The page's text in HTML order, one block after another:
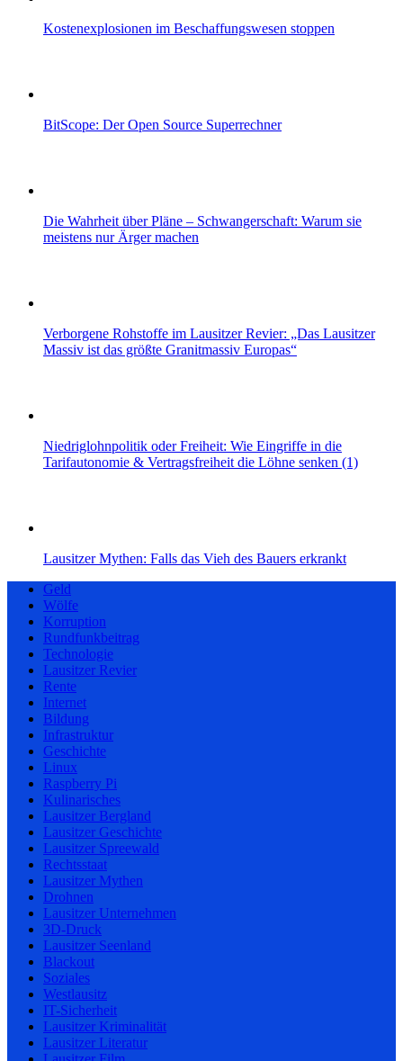
Kostenexplosionen im Beschaffungswesen stoppen
BitScope: Der Open Source Superrechner
Die Wahrheit über Pläne – Schwangerschaft: Warum sie
meistens nur Ärger machen
Verborgene Rohstoffe im Lausitzer Revier: „Das Lausitzer
Massiv ist das größte Granitmassiv Europas“
Niedriglohnpolitik oder Freiheit: Wie Eingriffe in die
Tarifautonomie & Vertragsfreiheit die Löhne senken (1)
Lausitzer Mythen: Falls das Vieh des Bauers erkrankt
Geld
Wölfe
Korruption
Rundfunkbeitrag
Technologie
Lausitzer Revier
Rente
Internet
Bildung
Infrastruktur
Geschichte
Linux
Raspberry Pi
Kulinarisches
Lausitzer Bergland
Lausitzer Geschichte
Lausitzer Spreewald
Rechtsstaat
Lausitzer Mythen
Drohnen
Lausitzer Unternehmen
3D-Druck
Lausitzer Seenland
Blackout
Soziales
Westlausitz
IT-Sicherheit
Lausitzer Kriminalität
Lausitzer Literatur